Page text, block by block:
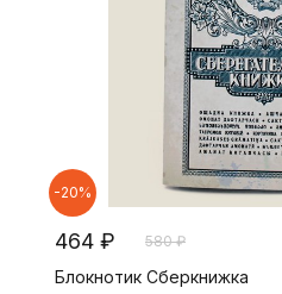
-20%
464 ₽ 580 ₽
Блокнотик Сберкнижка